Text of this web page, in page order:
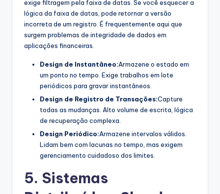
exige filtragem pela faixa de datas. Se você esquecer a
lógica da faixa de datas, pode retornar a versão
incorreta de um registro. É frequentemente aqui que
surgem problemas de integridade de dados em
aplicações financeiras.
Design de Instantâneo:Armazene o estado em
um ponto no tempo. Exige trabalhos em lote
periódicos para gravar instantâneos.
Design de Registro de Transações:Capture
todas as mudanças. Alto volume de escrita, lógica
de recuperação complexa.
Design Periódico:Armazene intervalos válidos.
Lidam bem com lacunas no tempo, mas exigem
gerenciamento cuidadoso dos limites.
5. Sistemas